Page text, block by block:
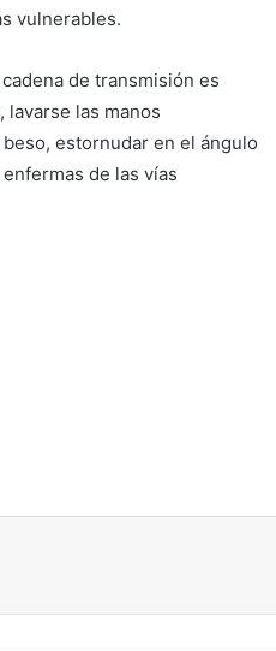
vulnerables.
de transmisión es
lavarse las manos
estornudar en el ángulo
de las vías